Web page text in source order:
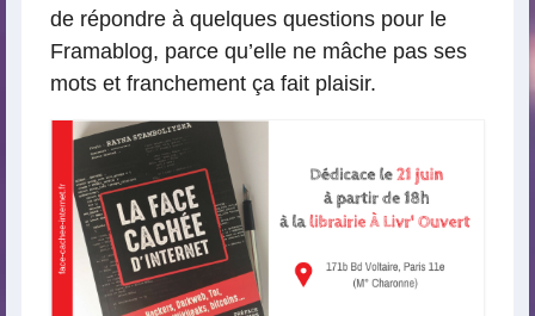
de répondre à quelques questions pour le
Framablog, parce qu’elle ne mâche pas ses
mots et franchement ça fait plaisir.